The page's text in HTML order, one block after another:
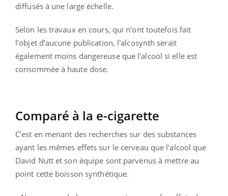
diffusés à une large échelle.
Selon les travaux en cours, qui n’ont toutefois fait
l’objet d’aucune publication, l'alcosynth serait
également moins dangereuse que l'alcool si elle est
consommée à haute dose.
Comparé à la e-cigarette
C'est en menant des recherches sur des substances
ayant les mêmes effets sur le cerveau que l'alcool que
David Nutt et son équipe sont parvenus à mettre au
point cette boisson synthétique.